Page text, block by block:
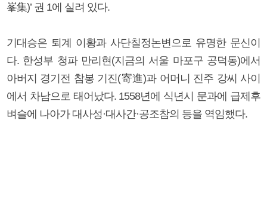
峯集)’ 권 1에 실려 있다.
기대승은 퇴계 이황과 사단칠정논변으로 유명한 문신이
다. 한성부 청파 만리현(지금의 서울 마포구 공덕동)에서
아버지 경기전 참봉 기진(寄進)과 어머니 진주 강씨 사이
에서 차남으로 태어났다. 1558년에 식년시 문과에 급제후
벼슬에 나아가 대사성·대사간·공조참의 등을 역임했다.